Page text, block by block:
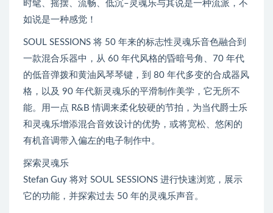
时髦、摇摆、流畅、低沉–灵魂乐与其说是一种流派，不
如说是一种感觉！
SOUL SESSIONS 将 50 年来的标志性灵魂乐音色融合到
一款混合乐器中，从 60 年代风格的昏暗号角、70 年代
的低音弹拨和黄油风琴琴键，到 80 年代多变的合成器风
格，以及 90 年代新灵魂乐的平滑制作美学，它无所不
能。用一点 R&B 情调来柔化较硬的节拍，为当代爵士乐
和灵魂乐增添混合音效设计的优势，或将宽松、悠闲的
有机音调带入偏左的电子制作中。
探索灵魂乐
Stefan Guy 将对 SOUL SESSIONS 进行快速浏览，展示
它的功能，并探索过去 50 年的灵魂乐声音。